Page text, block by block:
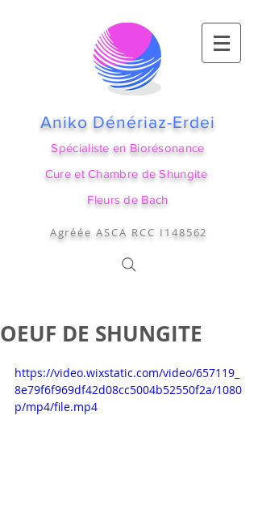
Aniko Dénériaz-Erdei
Spécialiste en Biorésonance
Cure et Chambre de Shungite
Fleurs de Bach
Agréée ASCA RCC I148562
OEUF DE SHUNGITE
https://video.wixstatic.com/video/657119_
8e79f6f969df42d08cc5004b52550f2a/1080
p/mp4/file.mp4